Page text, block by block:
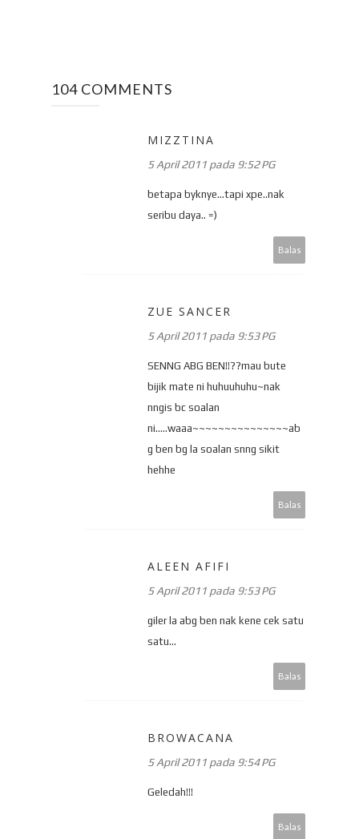
104 COMMENTS
MIZZTINA
5 April 2011 pada 9:52 PG
betapa byknye...tapi xpe..nak
seribu daya.. =)
Balas
ZUE SANCER
5 April 2011 pada 9:53 PG
SENNG ABG BEN!!??mau bute
bijik mate ni huhuuhuhu~nak
nngis bc soalan
ni.....waaa~~~~~~~~~~~~~~~ab
g ben bg la soalan snng sikit
hehhe
Balas
ALEEN AFIFI
5 April 2011 pada 9:53 PG
giler la abg ben nak kene cek satu
satu...
Balas
BROWACANA
5 April 2011 pada 9:54 PG
Geledah!!!
Balas